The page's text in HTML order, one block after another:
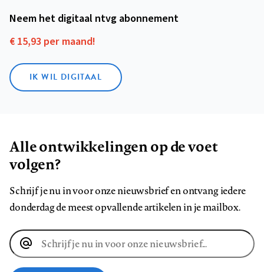
Neem het digitaal ntvg abonnement
€ 15,93 per maand!
IK WIL DIGITAAL
Alle ontwikkelingen op de voet
volgen?
Schrijf je nu in voor onze nieuwsbrief en ontvang iedere
donderdag de meest opvallende artikelen in je mailbox.
E-
mailadres